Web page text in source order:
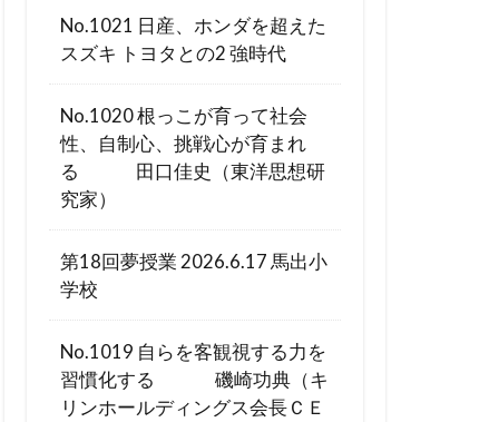
No.1021 日産、ホンダを超えた
スズキ トヨタとの2 強時代
No.1020 根っこが育って社会
性、自制心、挑戦心が育まれ
る 田口佳史（東洋思想研
究家）
第18回夢授業 2026.6.17 馬出小
学校
No.1019 自らを客観視する力を
習慣化する 磯崎功典（キ
リンホールディングス会長ＣＥ